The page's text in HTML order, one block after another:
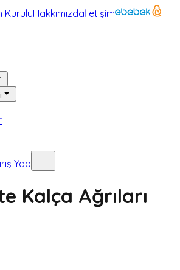
KuruluHakkımızdaİletişim
Yap
Kalça Ağrıları